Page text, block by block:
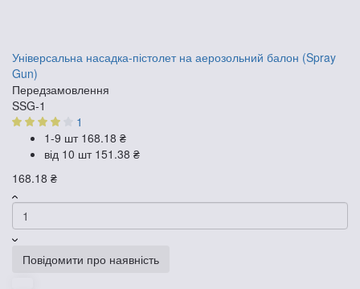
Універсальна насадка-пістолет на аерозольний балон (Spray
Gun)
Передзамовлення
SSG-1
1
1-9 шт 168.18 ₴
від 10 шт 151.38 ₴
168.18 ₴
Повідомити про наявність